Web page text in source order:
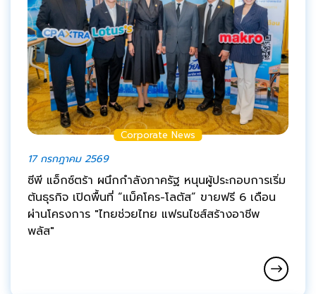
Corporate News
17 กรกฎาคม 2569
ซีพี แอ็กซ์ตร้า ผนึกกำลังภาครัฐ หนุนผู้ประกอบการเริ่ม
ต้นธุรกิจ เปิดพื้นที่ “แม็คโคร-โลตัส” ขายฟรี 6 เดือน
ผ่านโครงการ "ไทยช่วยไทย แฟรนไชส์สร้างอาชีพ
พลัส"